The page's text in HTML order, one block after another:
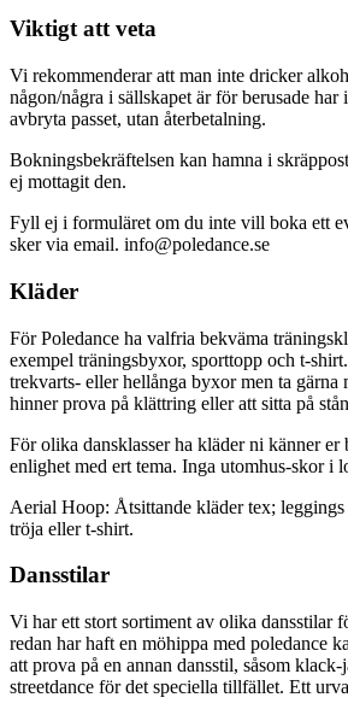
Viktigt att veta
Vi rekommenderar att man inte dricker
någon/några i sällskapet är för berusade har
avbryta passet, utan återbetalning.
Bokningsbekräftelsen kan hamna i
ej mottagit den.
Fyll ej i formuläret om du inte vill boka ett
sker via email. info@poledance.se
Kläder
För Poledance ha valfria bekväma
exempel träningsbyxor, sporttopp och t-
trekvarts- eller hellånga byxor men ta gärna
hinner prova på klättring eller att sitta på
För olika dansklasser ha kläder ni känner er
enlighet med ert tema. Inga utomhus-skor i
Aerial Hoop: Åtsittande kläder tex;
tröja eller t-shirt.
Dansstilar
Vi har ett stort sortiment av olika dansstilar
redan har haft en möhippa med poledance
att prova på en annan dansstil, såsom klack-
streetdance för det speciella tillfället. Ett